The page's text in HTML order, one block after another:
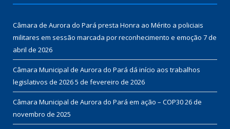
Câmara de Aurora do Pará presta Honra ao Mérito a policiais
militares em sessão marcada por reconhecimento e emoção 7 de
abril de 2026
Câmara Municipal de Aurora do Pará dá início aos trabalhos
legislativos de 20265 de fevereiro de 2026
Câmara Municipal de Aurora do Pará em ação – COP3026 de
novembro de 2025